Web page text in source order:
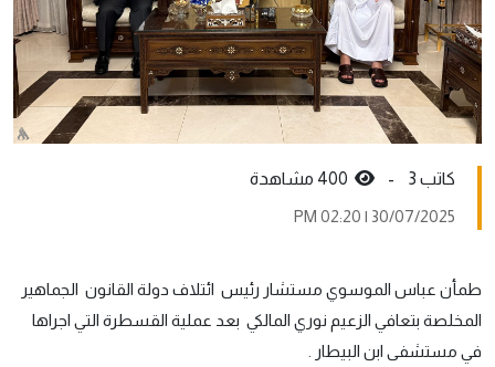
كاتب 3 -
30/07/2025 | 02:20 PM
طمأن عباس الموسوي مستشار رئيس ائتلاف دولة القانون الجماهير
المخلصة بتعافي الزعيم نوري المالكي بعد عملية القسطرة التي اجراها
في مستشفى ابن البيطار .